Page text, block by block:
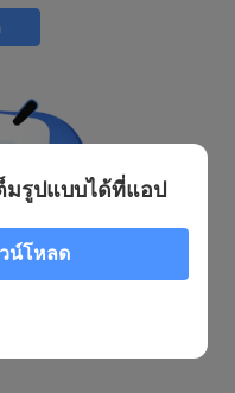
มรูปแบบได้ที่แอป
น์โหลด